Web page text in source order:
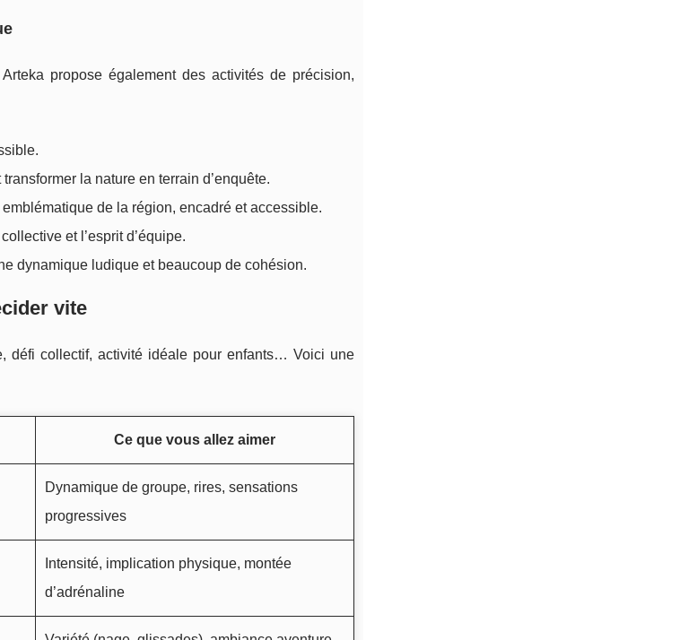
propose également des activités de précision,
la nature en terrain d’enquête.
de la région, encadré et accessible.
et l’esprit d’équipe.
dynamique ludique et beaucoup de cohésion.
vite
défi collectif, activité idéale pour enfants… Voici une
Ce que vous allez aimer
Dynamique de groupe, rires, sensations
progressives
Intensité, implication physique, montée
d’adrénaline